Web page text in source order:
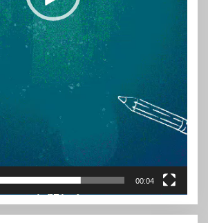
00:04